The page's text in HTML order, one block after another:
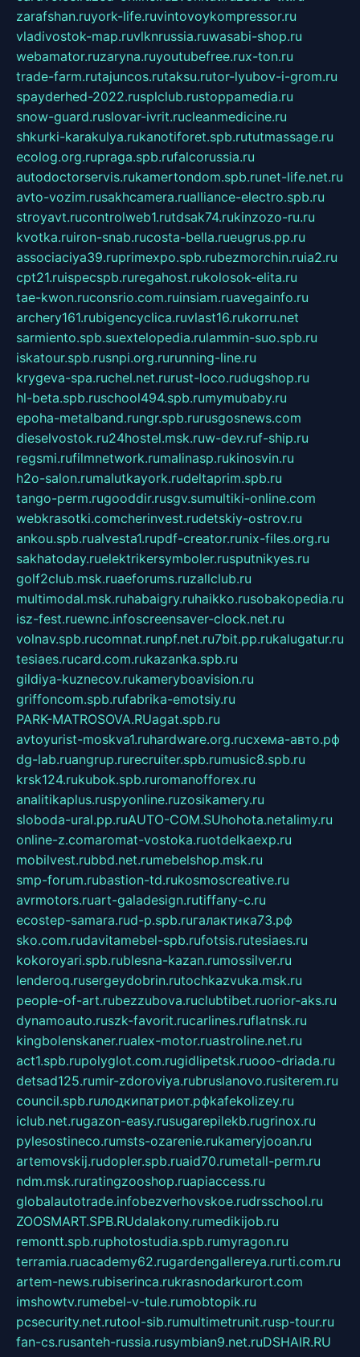
zarafshan.ruyork-life.ruvintovoykompressor.ru
vladivostok-map.ruvlknrussia.ruwasabi-shop.ru
webamator.ruzaryna.ruyoutubefree.rux-ton.ru
trade-farm.rutajuncos.rutaksu.rutor-lyubov-i-grom.ru
spayderhed-2022.rusplclub.rustoppamedia.ru
snow-guard.ruslovar-ivrit.rucleanmedicine.ru
shkurki-karakulya.rukanotiforet.spb.rututmassage.ru
ecolog.org.rupraga.spb.rufalcorussia.ru
autodoctorservis.rukamertondom.spb.runet-life.net.ru
avto-vozim.rusakhcamera.rualliance-electro.spb.ru
stroyavt.rucontrolweb1.rutdsak74.rukinzozo-ru.ru
kvotka.ruiron-snab.rucosta-bella.rueugrus.pp.ru
associaciya39.ruprimexpo.spb.rubezmorchin.ruia2.ru
cpt21.ruispecspb.ruregahost.rukolosok-elita.ru
tae-kwon.ruconsrio.com.ruinsiam.ruavegainfo.ru
archery161.rubigencyclica.ruvlast16.rukorru.net
sarmiento.spb.suextelopedia.rulammin-suo.spb.ru
iskatour.spb.rusnpi.org.rurunning-line.ru
krygeva-spa.ruchel.net.rurust-loco.rudugshop.ru
hl-beta.spb.ruschool494.spb.rumymubaby.ru
epoha-metalband.rungr.spb.rurusgosnews.com
dieselvostok.ru24hostel.msk.ruw-dev.ruf-ship.ru
regsmi.rufilmnetwork.rumalinasp.rukinosvin.ru
h2o-salon.rumalutkayork.rudeltaprim.spb.ru
tango-perm.rugooddir.rusgv.sumultiki-online.com
webkrasotki.comcherinvest.rudetskiy-ostrov.ru
ankou.spb.rualvesta1.rupdf-creator.runix-files.org.ru
sakhatoday.ruelektrikersymboler.rusputnikyes.ru
golf2club.msk.ruaeforums.ruzallclub.ru
multimodal.msk.ruhabaigry.ruhaikko.rusobakopedia.ru
isz-fest.ruewnc.infoscreensaver-clock.net.ru
volnav.spb.rucomnat.runpf.net.ru7bit.pp.rukalugatur.ru
tesiaes.rucard.com.rukazanka.spb.ru
gildiya-kuznecov.rukameryboavision.ru
griffoncom.spb.rufabrika-emotsiy.ru
PARK-MATROSOVA.RUagat.spb.ru
avtoyurist-moskva1.ruhardware.org.ruсхема-авто.рф
dg-lab.ruangrup.rurecruiter.spb.rumusic8.spb.ru
krsk124.rukubok.spb.ruromanofforex.ru
analitikaplus.ruspyonline.ruzosikamery.ru
sloboda-ural.pp.ruAUTO-COM.SUhohota.netalimy.ru
online-z.comaromat-vostoka.ruotdelkaexp.ru
mobilvest.rubbd.net.rumebelshop.msk.ru
smp-forum.rubastion-td.rukosmoscreative.ru
avrmotors.ruart-galadesign.rutiffany-c.ru
ecostep-samara.rud-p.spb.ruгалактика73.рф
sko.com.rudavitamebel-spb.rufotsis.rutesiaes.ru
kokoroyari.spb.rublesna-kazan.rumossilver.ru
lenderoq.rusergeydobrin.rutochkazvuka.msk.ru
people-of-art.rubezzubova.ruclubtibet.ruorior-aks.ru
dynamoauto.ruszk-favorit.rucarlines.ruflatnsk.ru
kingbolenskaner.rualex-motor.ruastroline.net.ru
act1.spb.rupolyglot.com.rugidlipetsk.ruooo-driada.ru
detsad125.rumir-zdoroviya.rubruslanovo.rusiterem.ru
council.spb.ruлодкипатриот.рфkafekolizey.ru
iclub.net.rugazon-easy.rusugarepilekb.rugrinox.ru
pylesostineco.rumsts-ozarenie.rukameryjooan.ru
artemovskij.rudopler.spb.ruaid70.rumetall-perm.ru
ndm.msk.ruratingzooshop.ruapiaccess.ru
globalautotrade.infobezverhovskoe.rudrsschool.ru
ZOOSMART.SPB.RUdalakony.rumedikijob.ru
remontt.spb.ruphotostudia.spb.rumyragon.ru
terramia.ruacademy62.rugardengallereya.rurti.com.ru
artem-news.rubiserinca.rukrasnodarkurort.com
imshowtv.rumebel-v-tule.rumobtopik.ru
pcsecurity.net.rutool-sib.rumultimetrunit.rusp-tour.ru
fan-cs.rusanteh-russia.rusymbian9.net.ruDSHAIR.RU